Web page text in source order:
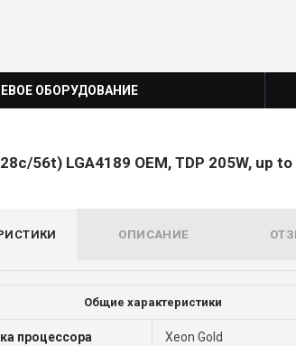
ОБОРУДОВАНИЕ
56t) LGA4189 OEM, TDP 205W, up
ОПИСАНИЕ
Общие характеристики
процессора Xeon Gold